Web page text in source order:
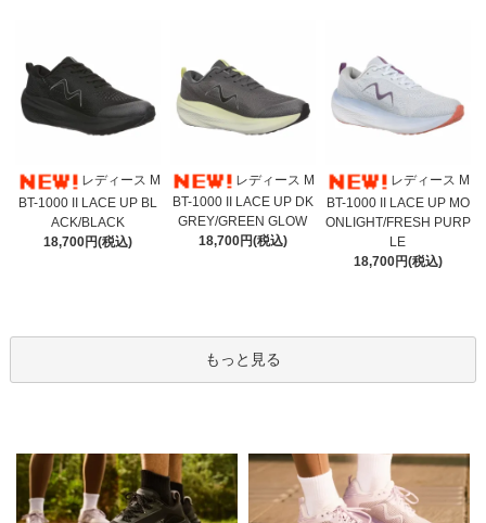
レディース M
BT-1000 II LACE UP BL
ACK/BLACK
18,700円(税込)
レディース M
BT-1000 II LACE UP DK
GREY/GREEN GLOW
18,700円(税込)
レディース M
BT-1000 II LACE UP MO
ONLIGHT/FRESH PURP
LE
18,700円(税込)
もっと見る